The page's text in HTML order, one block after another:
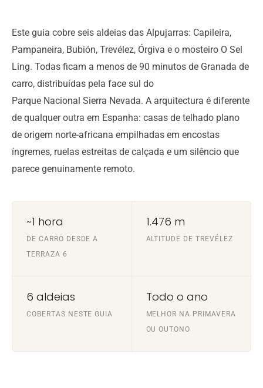
Este guia cobre seis aldeias das Alpujarras: Capileira,
Pampaneira, Bubión, Trevélez, Órgiva e o mosteiro O Sel
Ling. Todas ficam a menos de 90 minutos de Granada de
carro, distribuídas pela face sul do
Parque Nacional Sierra Nevada. A arquitectura é diferente
de qualquer outra em Espanha: casas de telhado plano
de origem norte-africana empilhadas em encostas
íngremes, ruelas estreitas de calçada e um silêncio que
parece genuinamente remoto.
~1 hora
DE CARRO DESDE A
TERRAZA 6
1.476 m
ALTITUDE DE TREVÉLEZ
6 aldeias
COBERTAS NESTE GUIA
Todo o ano
MELHOR NA PRIMAVERA
OU OUTONO